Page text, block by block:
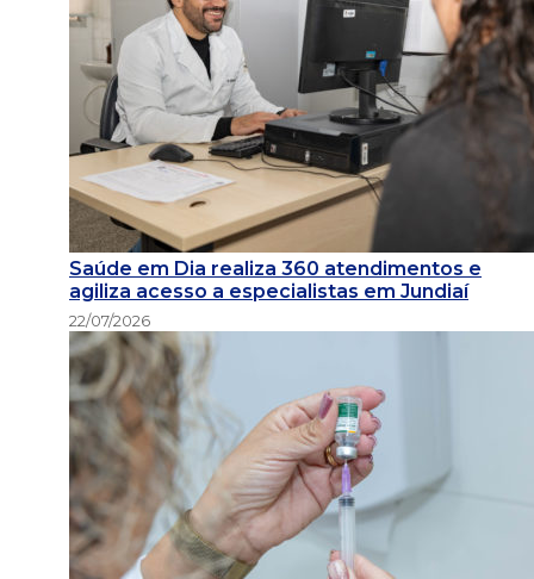
Saúde em Dia realiza 360 atendimentos e
agiliza acesso a especialistas em Jundiaí
22/07/2026